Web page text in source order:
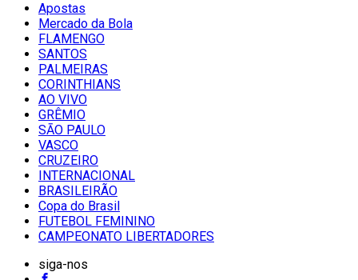
Apostas
Mercado da Bola
FLAMENGO
SANTOS
PALMEIRAS
CORINTHIANS
AO VIVO
GRÊMIO
SĀO PAULO
VASCO
CRUZEIRO
INTERNACIONAL
BRASILEIRÃO
Copa do Brasil
FUTEBOL FEMININO
CAMPEONATO LIBERTADORES
siga-nos